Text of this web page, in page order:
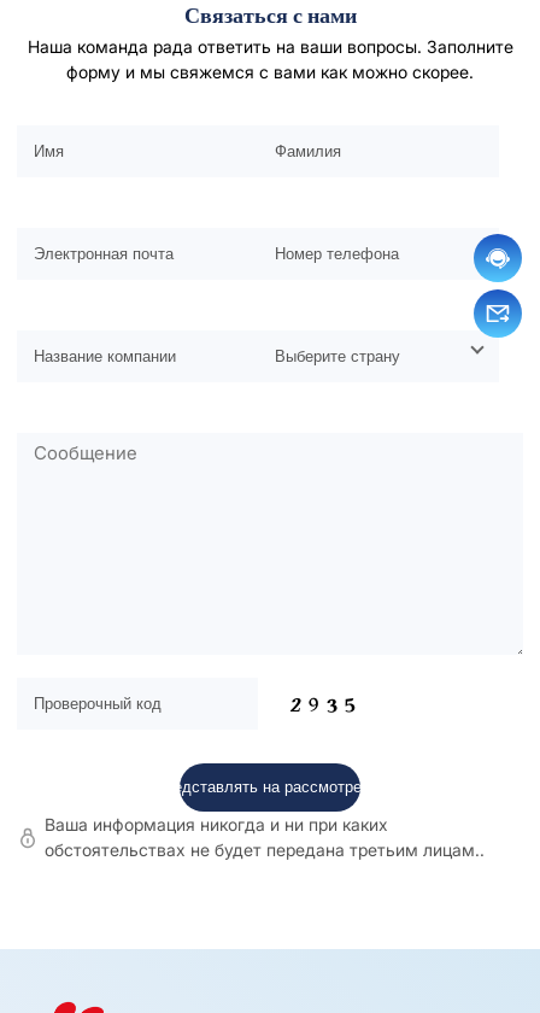
Связаться с нами
Наша команда рада ответить на ваши вопросы. Заполните
форму и мы свяжемся с вами как можно скорее.
Ваша информация никогда и ни при каких
обстоятельствах не будет передана третьим лицам..